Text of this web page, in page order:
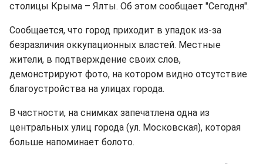
столицы Крыма – Ялты. Об этом сообщает "Сегодня".
Сообщается, что город приходит в упадок из-за
безразличия оккупационных властей. Местные
жители, в подтверждение своих слов,
демонстрируют фото, на котором видно отсутствие
благоустройства на улицах города.
В частности, на снимках запечатлена одна из
центральных улиц города (ул. Московская), которая
больше напоминает болото.